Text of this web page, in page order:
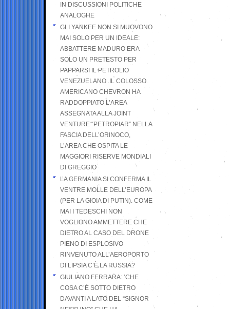
IN DISCUSSIONI POLITICHE
ANALOGHE
GLI YANKEE NON SI MUOVONO
MAI SOLO PER UN IDEALE:
ABBATTERE MADURO ERA
SOLO UN PRETESTO PER
PAPPARSI IL PETROLIO
VENEZUELANO .IL COLOSSO
AMERICANO CHEVRON HA
RADDOPPIATO L’AREA
ASSEGNATA ALLA JOINT
VENTURE “PETROPIAR” NELLA
FASCIA DELL’ORINOCO,
L’AREA CHE OSPITA LE
MAGGIORI RISERVE MONDIALI
DI GREGGIO
LA GERMANIA SI CONFERMA IL
VENTRE MOLLE DELL’EUROPA
(PER LA GIOIA DI PUTIN). COME
MAI I TEDESCHI NON
VOGLIONO AMMETTERE CHE
DIETRO AL CASO DEL DRONE
PIENO DI ESPLOSIVO
RINVENUTO ALL’AEROPORTO
DI LIPSIA C’È LA RUSSIA?
GIULIANO FERRARA: ’CHE
COSA C’È SOTTO DIETRO
DAVANTI A LATO DEL “SIGNOR